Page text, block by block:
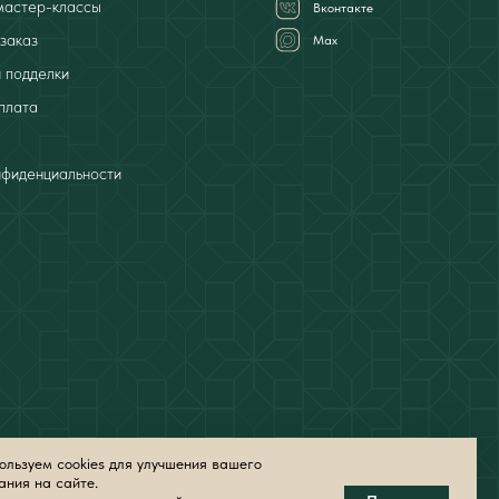
Вконтакте
Мах
классы
cookies для улучшения вашего
на сайте.